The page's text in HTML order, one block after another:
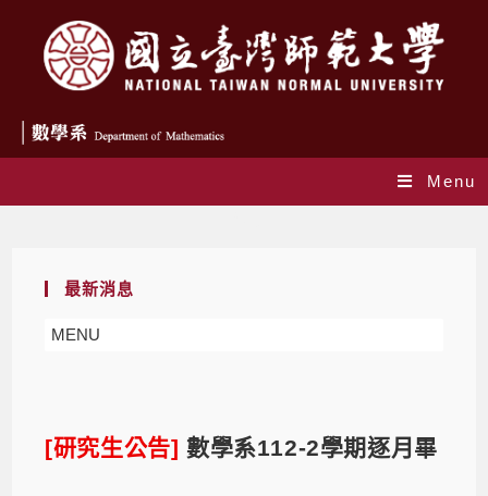
Menu
最新消息
MENU
[研究生公告] 數學系112-2學期逐月畢